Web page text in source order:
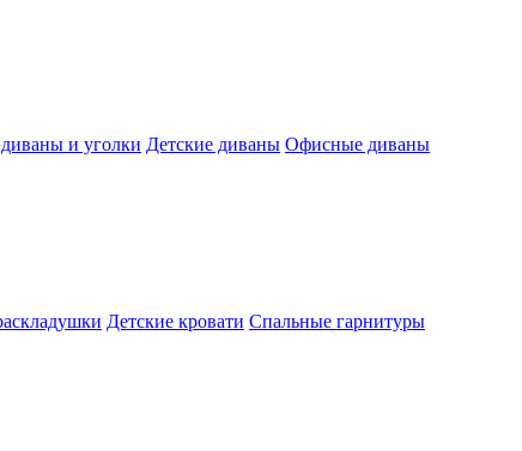
и уголки Детские диваны Офисные диваны
Детские кровати Спальные гарнитуры